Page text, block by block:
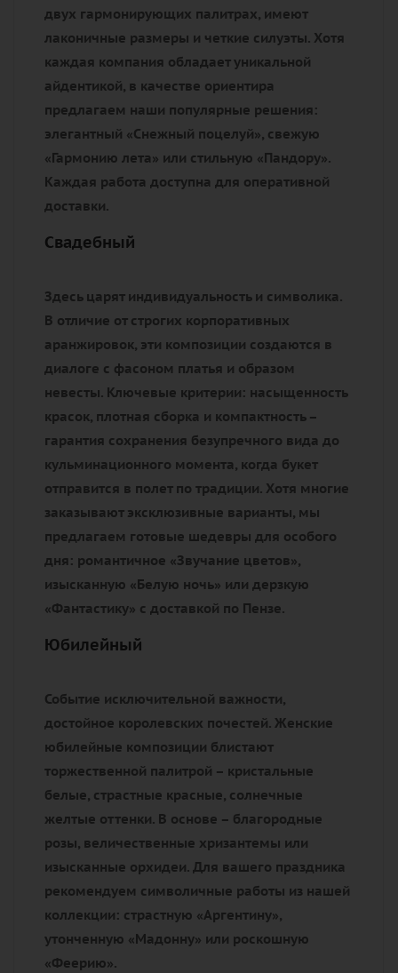
двух гармонирующих палитрах, имеют
лаконичные размеры и четкие силуэты. Хотя
каждая компания обладает уникальной
айдентикой, в качестве ориентира
предлагаем наши популярные решения:
элегантный «Снежный поцелуй», свежую
«Гармонию лета» или стильную «Пандору».
Каждая работа доступна для оперативной
доставки.
Свадебный
Здесь царят индивидуальность и символика.
В отличие от строгих корпоративных
аранжировок, эти композиции создаются в
диалоге с фасоном платья и образом
невесты. Ключевые критерии: насыщенность
красок, плотная сборка и компактность –
гарантия сохранения безупречного вида до
кульминационного момента, когда букет
отправится в полет по традиции. Хотя многие
заказывают эксклюзивные варианты, мы
предлагаем готовые шедевры для особого
дня: романтичное «Звучание цветов»,
изысканную «Белую ночь» или дерзкую
«Фантастику» с доставкой по Пензе.
Юбилейный
Событие исключительной важности,
достойное королевских почестей. Женские
юбилейные композиции блистают
торжественной палитрой – кристальные
белые, страстные красные, солнечные
желтые оттенки. В основе – благородные
розы, величественные хризантемы или
изысканные орхидеи. Для вашего праздника
рекомендуем символичные работы из нашей
коллекции: страстную «Аргентину»,
утонченную «Мадонну» или роскошную
«Феерию».